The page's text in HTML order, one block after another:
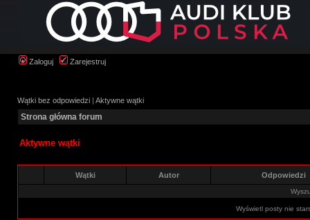
Zaloguj Zarejestruj
Wątki bez odpowiedzi | Aktywne wątki
Strona główna forum
Aktywne wątki
Wątki Autor Odpowiedzi
Wyświetl posty nie